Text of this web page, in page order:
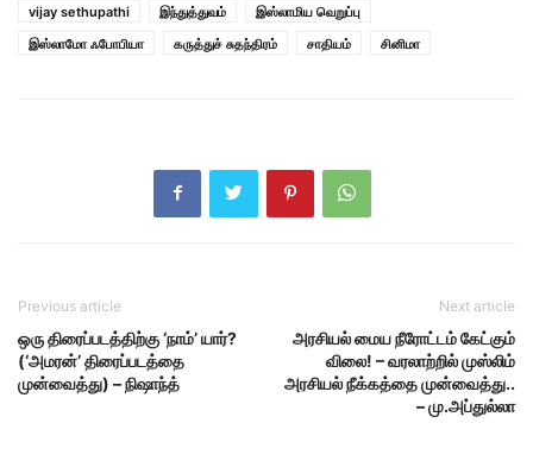
vijay sethupathi
இந்துத்துவம்
இஸ்லாமிய வெறுப்பு
இஸ்லாமோ ஃபோபியா
கருத்துச் சுதந்திரம் சாதியம் சினிமா
Previous article
ஒரு திரைப்படத்திற்கு ‘நாம்’ யார்?
(‘அமரன்’ திரைப்படத்தை
முன்வைத்து) – நிஷாந்த்
Next article
அரசியல் மைய நீரோட்டம் கேட்கும்
விலை! – வரலாற்றில் முஸ்லிம்
அரசியல் நீக்கத்தை முன்வைத்து..
– மு.அப்துல்லா